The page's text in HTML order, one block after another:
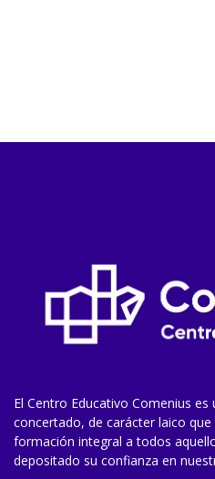
El Centro Educativo Comenius
concertado, de carácter laico
formación integral a todos
depositado su confianza en